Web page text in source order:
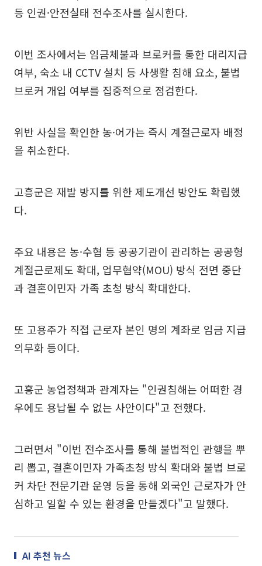
등 인권·안전실태 전수조사를 실시한다.
이번 조사에서는 임금체불과 브로커를 통한 대리지급
여부, 숙소 내 CCTV 설치 등 사생활 침해 요소, 불법
브로커 개입 여부를 집중적으로 점검한다.
위반 사실을 확인한 농·어가는 즉시 계절근로자 배정
을 취소한다.
고흥군은 재발 방지를 위한 제도개선 방안도 확립했
다.
주요 내용은 농·수협 등 공공기관이 관리하는 공공형
계절근로제도 확대, 업무협약(MOU) 방식 전면 중단
과 결혼이민자 가족 초청 방식 확대한다.
또 고용주가 직접 근로자 본인 명의 계좌로 임금 지급
의무화 등이다.
고흥군 농업정책과 관계자는 "인권침해는 어떠한 경
우에도 용납될 수 없는 사안이다"고 전했다.
그러면서 "이번 전수조사를 통해 불법적인 관행을 뿌
리 뽑고, 결혼이민자 가족초청 방식 확대와 불법 브로
커 차단 전문기관 운영 등을 통해 외국인 근로자가 안
심하고 일할 수 있는 환경을 만들겠다"고 말했다.
AI 추천 뉴스